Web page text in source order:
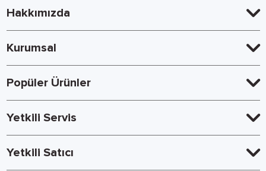
Hakkımızda
Kurumsal
Popüler Ürünler
Yetkili Servis
Yetkili Satıcı